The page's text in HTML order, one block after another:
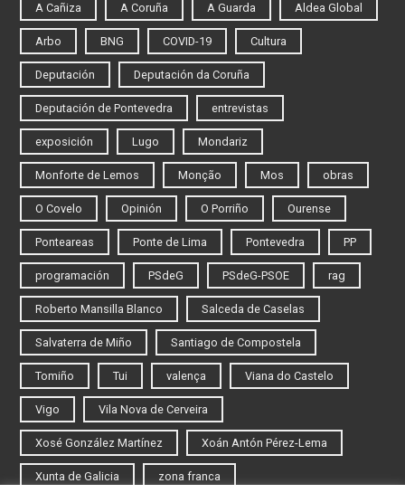
A Cañiza A Coruña A Guarda Aldea Global
Arbo BNG COVID-19 Cultura
Deputación Deputación da Coruña
Deputación de Pontevedra entrevistas
exposición Lugo Mondariz
Monforte de Lemos Monção Mos obras
O Covelo Opinión O Porriño Ourense
Ponteareas Ponte de Lima Pontevedra PP
programación PSdeG PSdeG-PSOE rag
Roberto Mansilla Blanco Salceda de Caselas
Salvaterra de Miño Santiago de Compostela
Tomiño Tui valença Viana do Castelo
Vigo Vila Nova de Cerveira
Xosé González Martínez Xoán Antón Pérez-Lema
Xunta de Galicia zona franca